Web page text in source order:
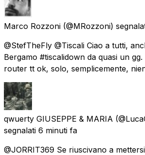
Marco Rozzoni (@MRozzoni)
@StefTheFly @Tiscali Ciao a tutti,
Bergamo #tiscalidown da quasi un
router tt ok, solo, semplicemente,
qwuerty GIUSEPPE & MARIA
segnalati 6 minuti fa
@JORRIT369 Se riuscivano a